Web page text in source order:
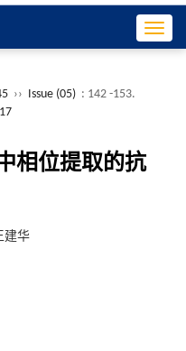
›› Issue (05) : 142 -153.
相位提取的抗
建华